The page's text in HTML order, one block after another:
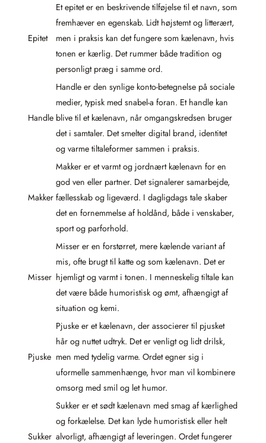
Epitet
Et epitet er en beskrivende tilføjelse til et navn, som
fremhæver en egenskab. Lidt højstemt og litterært,
men i praksis kan det fungere som kælenavn, hvis
tonen er kærlig. Det rummer både tradition og
personligt præg i samme ord.
Handle
Handle er den synlige konto-betegnelse på sociale
medier, typisk med snabel-a foran. Et handle kan
blive til et kælenavn, når omgangskredsen bruger
det i samtaler. Det smelter digital brand, identitet
og varme tiltaleformer sammen i praksis.
Makker
Makker er et varmt og jordnært kælenavn for en
god ven eller partner. Det signalerer samarbejde,
fællesskab og ligeværd. I dagligdags tale skaber
det en fornemmelse af holdånd, både i venskaber,
sport og parforhold.
Misser
Misser er en forstørret, mere kælende variant af
mis, ofte brugt til katte og som kælenavn. Det er
hjemligt og varmt i tonen. I menneskelig tiltale kan
det være både humoristisk og ømt, afhængigt af
situation og kemi.
Pjuske
Pjuske er et kælenavn, der associerer til pjusket
hår og nuttet udtryk. Det er venligt og lidt drilsk,
men med tydelig varme. Ordet egner sig i
uformelle sammenhænge, hvor man vil kombinere
omsorg med smil og let humor.
Sukker
Sukker er et sødt kælenavn med smag af kærlighed
og forkælelse. Det kan lyde humoristisk eller helt
alvorligt, afhængigt af leveringen. Ordet fungerer